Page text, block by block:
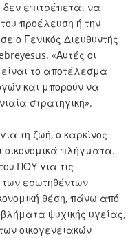
επιτρέπεται να
προέλευση ή την
ο Γενικός Διευθυντής
«Αυτές οι
είναι το αποτέλεσμα
και μπορούν να
στρατηγική».
τη ζωή, ο καρκίνος
οικονομικά πλήγματα.
ΠΟΥ για τις
των ερωτηθέντων
θέση, πάνω από
ψυχικής υγείας,
οικογενειακών